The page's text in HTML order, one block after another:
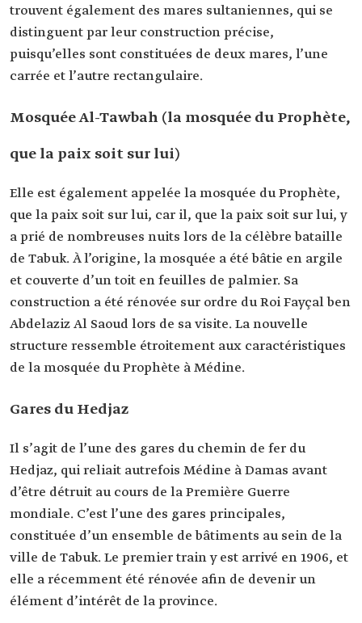
trouvent également des mares sultaniennes, qui se
distinguent par leur construction précise,
puisqu’elles sont constituées de deux mares, l’une
carrée et l’autre rectangulaire.
Mosquée Al-Tawbah (la mosquée du Prophète,
que la paix soit sur lui)
Elle est également appelée la mosquée du Prophète,
que la paix soit sur lui, car il, que la paix soit sur lui, y
a prié de nombreuses nuits lors de la célèbre bataille
de Tabuk. À l’origine, la mosquée a été bâtie en argile
et couverte d’un toit en feuilles de palmier. Sa
construction a été rénovée sur ordre du Roi Fayçal ben
Abdelaziz Al Saoud lors de sa visite. La nouvelle
structure ressemble étroitement aux caractéristiques
de la mosquée du Prophète à Médine.
Gares du Hedjaz
Il s’agit de l’une des gares du chemin de fer du
Hedjaz, qui reliait autrefois Médine à Damas avant
d’être détruit au cours de la Première Guerre
mondiale. C’est l’une des gares principales,
constituée d’un ensemble de bâtiments au sein de la
ville de Tabuk. Le premier train y est arrivé en 1906, et
elle a récemment été rénovée afin de devenir un
élément d’intérêt de la province.